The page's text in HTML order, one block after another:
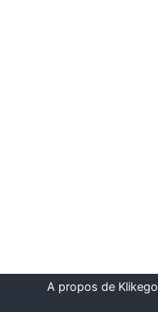
A propos de Klikego